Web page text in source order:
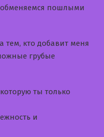
обменяемся пошлыми
кто добавит меня
грубые
ты только
и